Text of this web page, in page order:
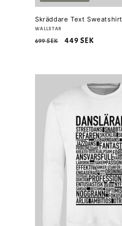
Skräddare Text Sweatshirt
Säljare:
WALLSTAR
Ordinarie
699 SEK Försäljningspris
449 SEK